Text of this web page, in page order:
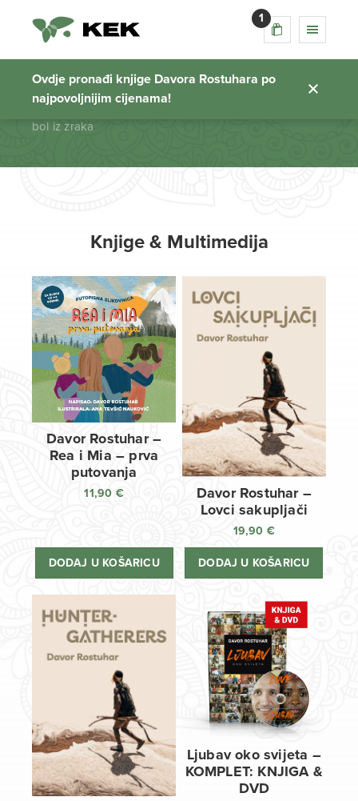
1
Ovdje pronađi knjige Davora Rostuhara po
najpovoljnijim cijenama!
bol iz zraka
Početna stranica
bol iz zraka
Knjige & Multimedija
Davor Rostuhar –
Rea i Mia – prva
putovanja
11,90 €
DODAJ U KOŠARICU
Davor Rostuhar –
Lovci sakupljači
19,90 €
DODAJ U KOŠARICU
Ljubav oko svijeta –
KOMPLET: KNJIGA &
DVD